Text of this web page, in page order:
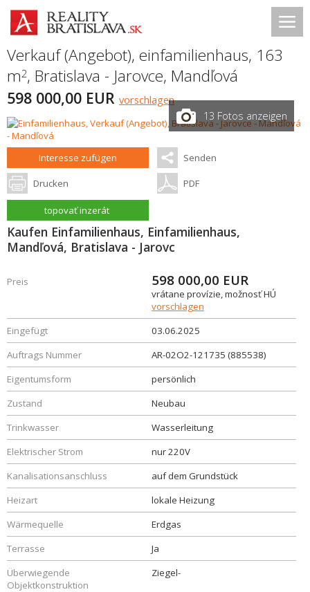
Verkauf (Angebot), einfamilienhaus, 163
m2, Bratislava - Jarovce, Mandľová
598 000,00 EUR vorschlagen
13 Fotos anzeigen
Interesse zufügen Senden
Drucken PDF
topovať inzerát
Kaufen Einfamilienhaus, Einfamilienhaus,
Mandľová, Bratislava - Jarovc
Preis 598 000,00 EUR
vrátane provízie, možnosť HÚ
vorschlagen
Eingefügt
03.06.2025
Auftrags Nummer
AR-02O2-121735 (885538)
Eigentumsform
persönlich
Zustand
Neubau
Trinkwasser
Wasserleitung
Elektrischer Strom
nur 220V
Kanalisationsanschluss
auf dem Grundstück
Heizart
lokale Heizung
Wärmequelle
Erdgas
Terrasse
Ja
Überwiegende
Objektkonstruktion
Ziegel-